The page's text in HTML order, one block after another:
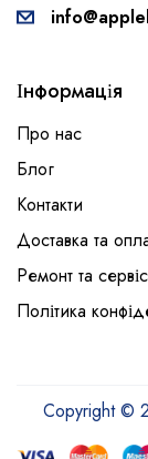
Інформація
Про нас
Блог
Контакти
Доставка та
Ремонт та сервіс
Політика
Copyright ©